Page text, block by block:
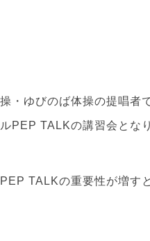
・ゆびのば体操の提唱者
PEP TALKの講習会とな
TALKの重要性が増す